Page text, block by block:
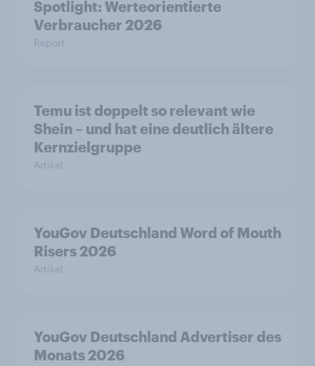
Spotlight: Werteorientierte
Verbraucher 2026
Report
Temu ist doppelt so relevant wie
Shein – und hat eine deutlich ältere
Kernzielgruppe
Artikel
YouGov Deutschland Word of Mouth
Risers 2026
Artikel
YouGov Deutschland Advertiser des
Monats 2026